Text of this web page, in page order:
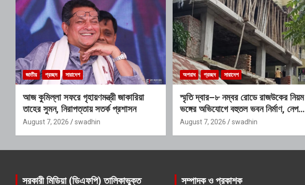
জাতীয় প্রচ্ছদ সারাদেশ
আজ কুমিল্লা সফরে গৃহায়ণমন্ত্রী জাকারিয়া
তাহের সুমন, নিরাপত্তায় সতর্ক প্রশাসন
August 7, 2026 swadhin
অপরাধ প্রচ্ছদ সারাদেশ
স্মৃতি দ্বার–৮ নম্বর রোডে রাজউকের নিয়ম
ভঙ্গের অভিযোগে বহুতল ভবন নির্মাণ, নেপথ্যে
প্রভাবশালী চক্রের যোগসাজশের প্রশ্ন
August 7, 2026 swadhin
সরকারী মিডিয়া (ডিএফপি) তালিকাভুক্ত সম্পাদক ও প্রকাশক